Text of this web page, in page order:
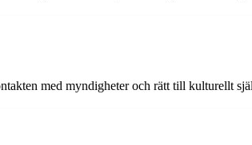
med myndigheter och rätt till kulturellt